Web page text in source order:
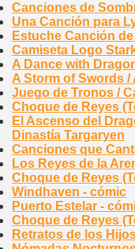
Canciones de
Una Canción para
Estuche Canción
Camiseta Logo
A Dance with
A Storm of Swords /
Juego de Tronos /
Choque de Reyes
El Ascenso del
Dinastía Targaryen
Canciones que
Los Reyes de la
Choque de Reyes
Windhaven - cómic
Puerto Estelar -
Choque de Reyes
Retratos de los